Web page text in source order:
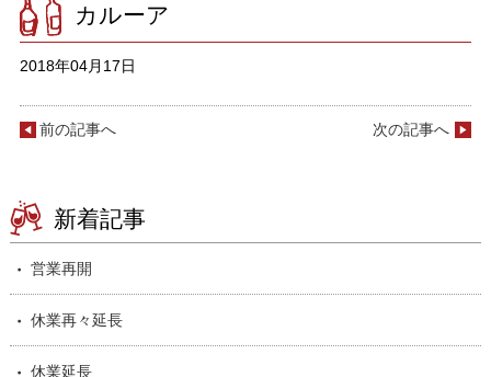
カルーア
2018年04月17日
前の記事へ 次の記事へ
新着記事
営業再開
休業再々延長
休業延長